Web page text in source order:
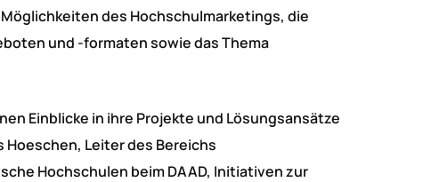
des Hochschulmarketings, die
und -formaten sowie das Thema
Einblicke in ihre Projekte und Lösungsansätze
Leiter des Bereichs
Hochschulen beim DAAD, Initiativen zur